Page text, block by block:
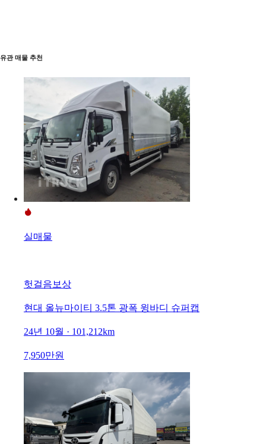
유관 매물 추천
실매물
헛걸음보상
현대 올뉴마이티 3.5톤 광폭 윙바디 슈퍼캡
24년 10월 · 101,212km
7,950만원